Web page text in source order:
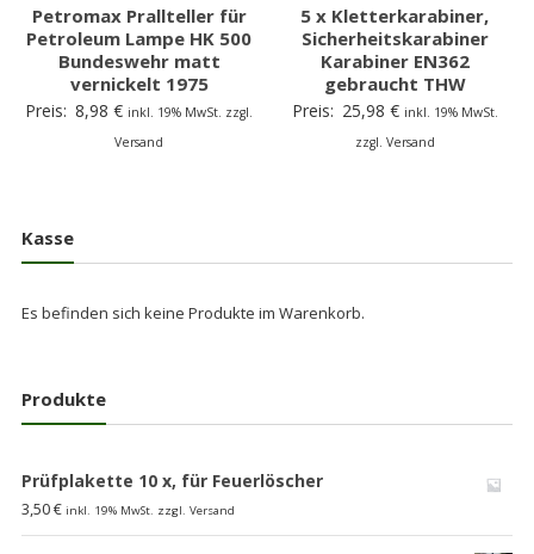
Petromax Prallteller für
Petroleum Lampe HK 500
Bundeswehr matt
vernickelt 1975
Preis: 8,98€ inkl. 19% MwSt. zzgl.
Versand
5 x Kletterkarabiner,
Sicherheitskarabiner
Karabiner EN362
gebraucht THW
Preis: 25,98 € inkl. 19% MwSt.
zzgl. Versand
Kasse
Es befinden sich keine Produkte im Warenkorb.
Produkte
Prüfplakette 10 x, für Feuerlöscher
3,50€ inkl. 19% MwSt. zzgl. Versand